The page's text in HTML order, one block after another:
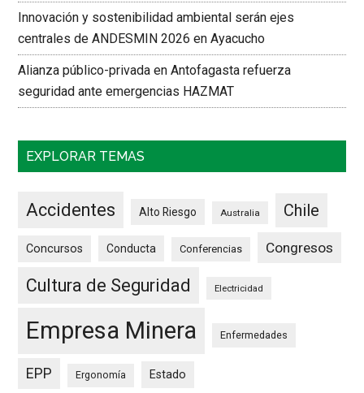
Innovación y sostenibilidad ambiental serán ejes
centrales de ANDESMIN 2026 en Ayacucho
Alianza público-privada en Antofagasta refuerza
seguridad ante emergencias HAZMAT
EXPLORAR TEMAS
Accidentes Alto Riesgo Australia Chile
Concursos Conducta Conferencias Congresos
Cultura de Seguridad Electricidad
Empresa Minera Enfermedades
EPP Ergonomía Estado